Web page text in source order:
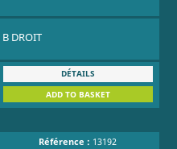
B DROIT
DÉTAILS
ADD TO BASKET
Référence : 13192